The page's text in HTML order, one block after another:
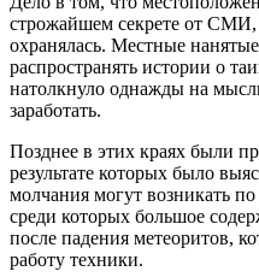
строжайшем секрете от СМИ,
охранялась. Местные
распространять истории о
натолкнуло однажды на
заработать.
Позднее в этих краях были
результате которых было
молчания могут возникать
среди которых большое
после падения метеоритов,
работу техники.